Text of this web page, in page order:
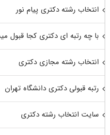
انتخاب رشته دکتری پیام نور
با چه رتبه ای دکتری کجا قبول
انتخاب رشته مجازی دکتری
رتبه قبولی دکتری دانشگاه تهران
سایت انتخاب رشته دکتری